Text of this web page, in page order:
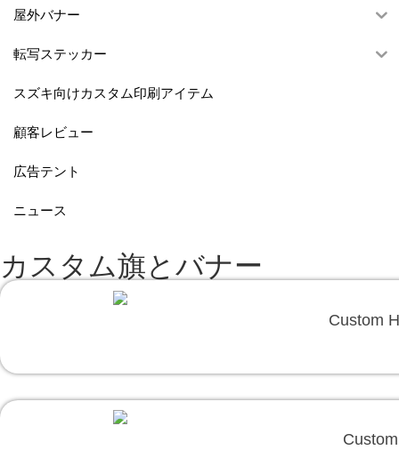
屋外バナー
転写ステッカー
スズキ向けカスタム印刷アイテム
顧客レビュー
広告テント
ニュース
カスタム旗とバナー
Custom